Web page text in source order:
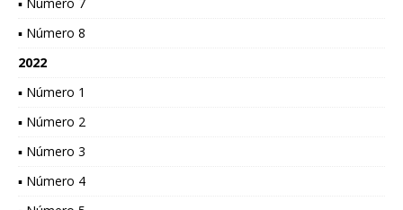
▪ Número 8
2022
▪ Número 1
▪ Número 2
▪ Número 3
▪ Número 4